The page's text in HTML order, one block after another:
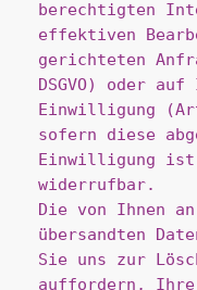
berechtigten
effektiven
gerichteten
DSGVO) oder
Einwilligung
sofern diese
Einwilligung
widerrufbar.
Die von Ihnen
übersandten
Sie uns zur
auffordern,